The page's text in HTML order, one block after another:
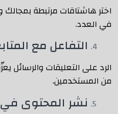
اختر هاشتاقات مرتبطة
في العدد.
التفاعل مع
الرد على التعليقات والرسائل
من المستخدمين.
نشر المحتوى في